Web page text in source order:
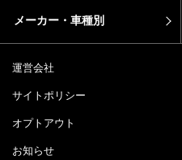
メーカー・車種別
運営会社
サイトポリシー
オプトアウト
お知らせ